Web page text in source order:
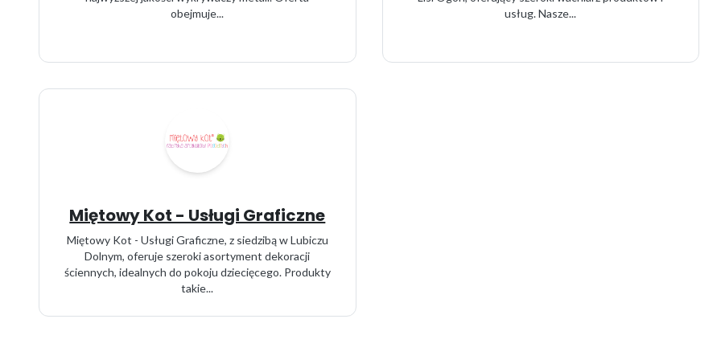
obejmuje...
usług. Nasze...
Miętowy Kot - Usługi Graficzne
Miętowy Kot - Usługi Graficzne, z siedzibą w Lubiczu
Dolnym, oferuje szeroki asortyment dekoracji
ściennych, idealnych do pokoju dziecięcego. Produkty
takie...